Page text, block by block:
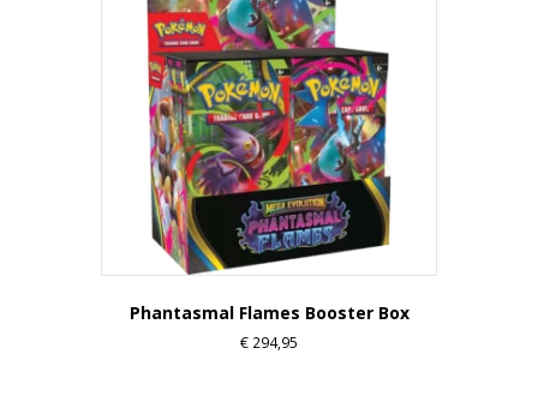
Phantasmal Flames Booster Box
€ 294,95